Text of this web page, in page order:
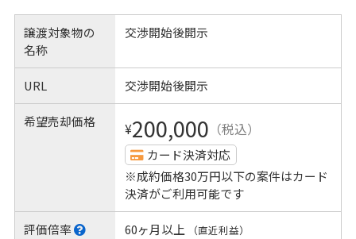
譲渡対象物の
名称
交渉開始後開示
URL 交渉開始後開示
希望売却価格 ¥200,000 （税込）
カード決済対応
※成約価格30万円以下の案件はカード
決済がご利用可能です
評価倍率 60ヶ月以上 （直近利益）